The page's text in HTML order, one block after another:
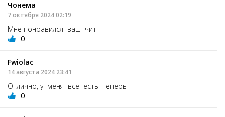
Чонема
7 октября 2024 02:19
Мне понравился ваш чит
0
Fwiolac
14 августа 2024 23:41
Отлично, у меня все есть теперь
0